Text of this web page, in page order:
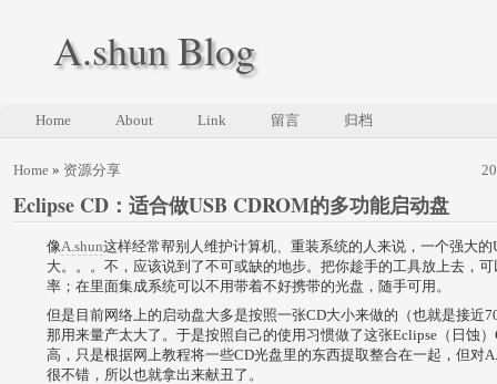
A.shun Blog
Home About Link 留言 归档
Home » 资源分享
Eclipse CD：适合做USB CDROM的多功能启动盘
像A.shun这样经常帮别人维护计算机、重装系统的人来说，一个强大的
大。。。不，应该说到了不可或缺的地步。把你趁手的工具放上去，
率；在里面集成系统可以不用带着不好携带的光盘，随手可用。
但是目前网络上的启动盘大多是按照一张CD大小来做的（也就是接近
那用来量产太大了。于是按照自己的使用习惯做了这张Eclipse（日蚀
高，只是根据网上教程将一些CD光盘里的东西提取整合在一起，但对
很不错，所以也就拿出来献丑了。